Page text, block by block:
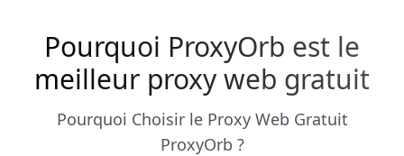
Pourquoi ProxyOrb est le
meilleur proxy web gratuit
Pourquoi Choisir le Proxy Web Gratuit
ProxyOrb ?